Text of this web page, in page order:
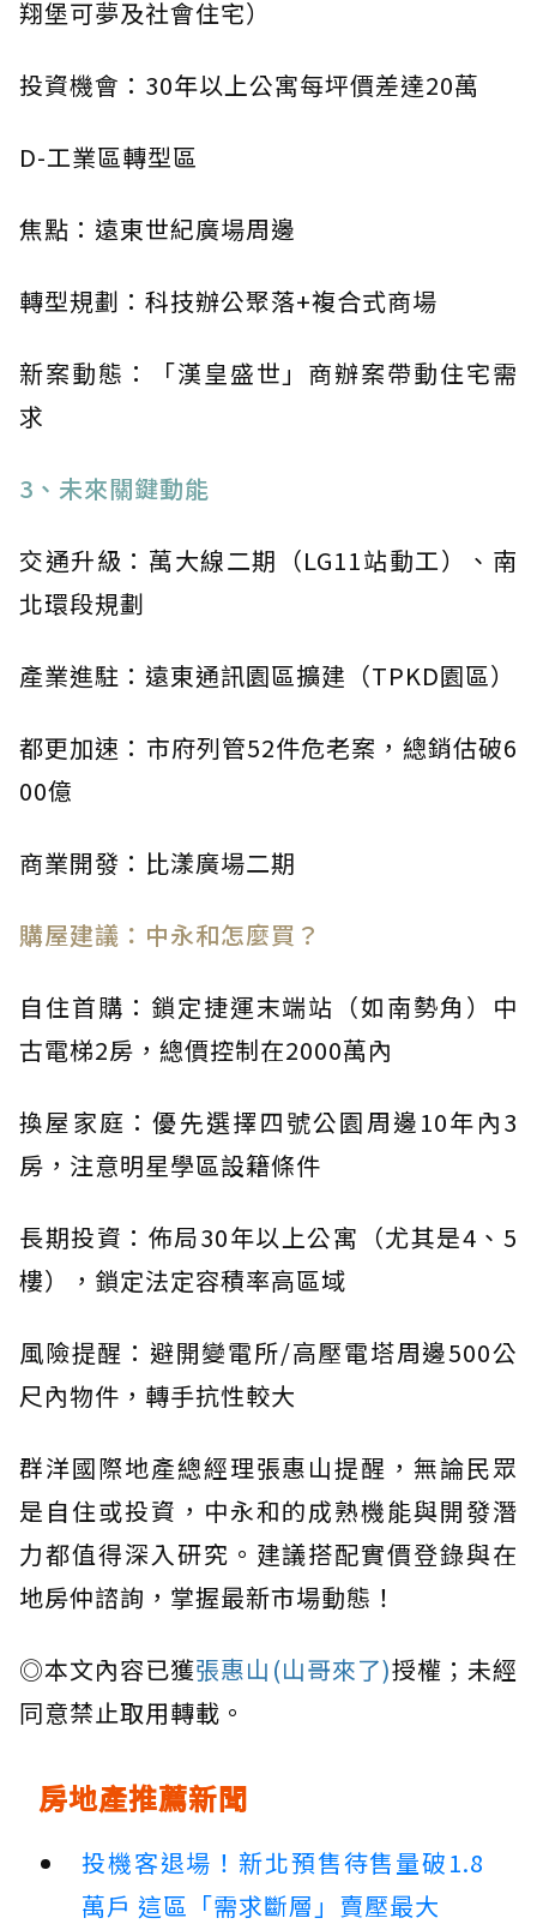
翔堡可夢及社會住宅）
投資機會：30年以上公寓每坪價差達20萬
D-工業區轉型區
焦點：遠東世紀廣場周邊
轉型規劃：科技辦公聚落+複合式商場
新案動態：「漢皇盛世」商辦案帶動住宅需
求
3、未來關鍵動能
交通升級：萬大線二期（LG11站動工）、南
北環段規劃
產業進駐：遠東通訊園區擴建（TPKD園區）
都更加速：市府列管52件危老案，總銷估破6
00億
商業開發：比漾廣場二期
購屋建議：中永和怎麼買？
自住首購：鎖定捷運末端站（如南勢角）中
古電梯2房，總價控制在2000萬內
換屋家庭：優先選擇四號公園周邊10年內3
房，注意明星學區設籍條件
長期投資：佈局30年以上公寓（尤其是4、5
樓），鎖定法定容積率高區域
風險提醒：避開變電所/高壓電塔周邊500公
尺內物件，轉手抗性較大
群洋國際地產總經理張惠山提醒，無論民眾
是自住或投資，中永和的成熟機能與開發潛
力都值得深入研究。建議搭配實價登錄與在
地房仲諮詢，掌握最新市場動態！
◎本文內容已獲張惠山(山哥來了)授權；未經
同意禁止取用轉載。
房地產推薦新聞
投機客退場！新北預售待售量破1.8
萬戶 這區「需求斷層」賣壓最大